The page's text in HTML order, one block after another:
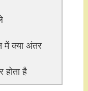
में क्या अंतर
है